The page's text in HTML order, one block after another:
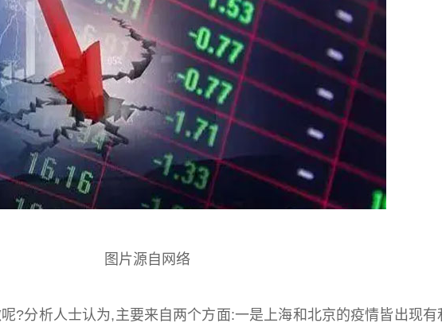
图片源自网络
?分析人士认为,主要来自两个方面:一是上海和北京的疫情皆出现有